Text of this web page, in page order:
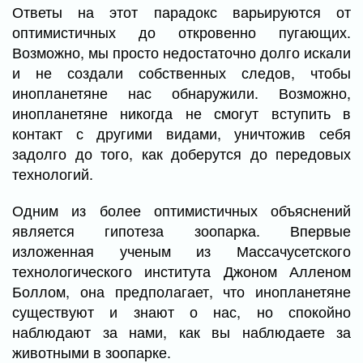
Ответы на этот парадокс варьируются от
оптимистичных до откровенно пугающих.
Возможно, мы просто недостаточно долго искали
и не создали собственных следов, чтобы
инопланетяне нас обнаружили. Возможно,
инопланетяне никогда не смогут вступить в
контакт с другими видами, уничтожив себя
задолго до того, как доберутся до передовых
технологий.
Одним из более оптимистичных объяснений
является гипотеза зоопарка. Впервые
изложенная ученым из Массачусетского
технологического института Джоном Алленом
Боллом, она предполагает, что инопланетяне
существуют и знают о нас, но спокойно
наблюдают за нами, как вы наблюдаете за
животными в зоопарке.